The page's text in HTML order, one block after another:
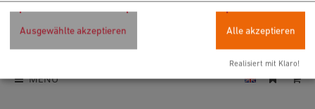
MENU
Ausgewählte akzeptieren Alle akzeptieren
Realisiert mit Klaro!